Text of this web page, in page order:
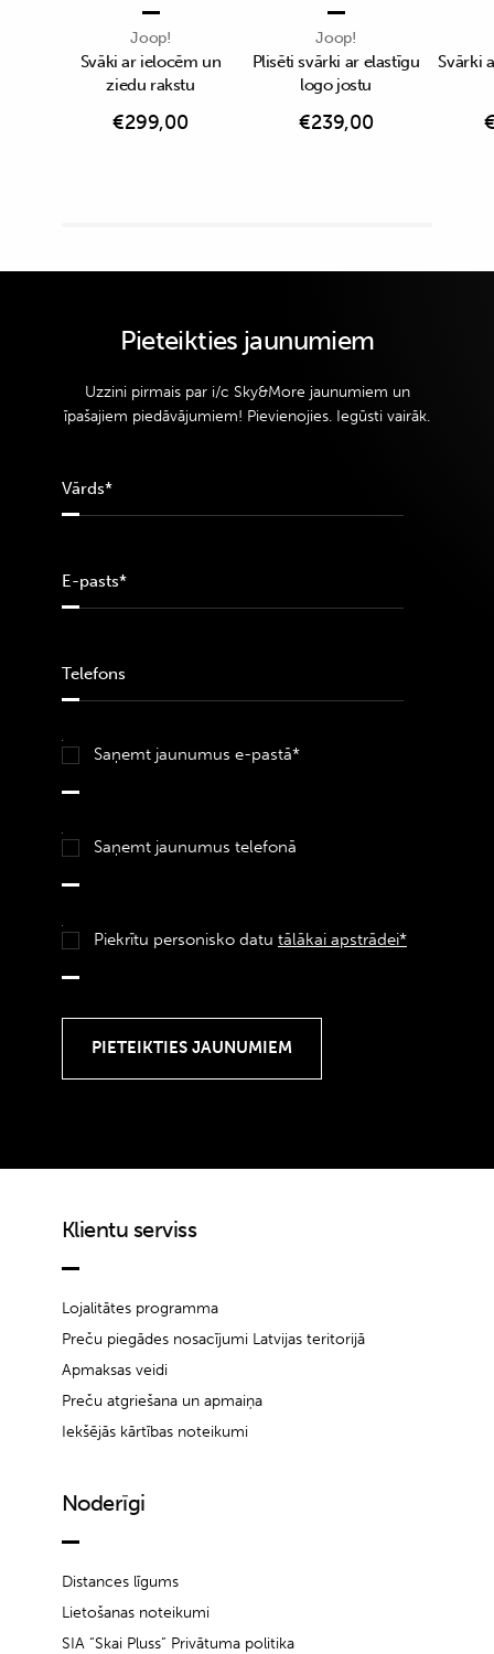
Joop!
Svāki ar ielocēm un
ziedu rakstu
€299,00
Joop!
Plisēti svārki ar elastīgu
logo jostu
€239,00
Svārki
Pieteikties jaunumiem
Uzzini pirmais par i/c Sky&More jaunumiem un
īpašajiem piedāvājumiem! Pievienojies. Iegūsti vairāk.
Saņemt jaunumus e-pastā*
Saņemt jaunumus telefonā
Piekrītu personisko datu tālākai apstrādei*
Klientu serviss
Lojalitātes programma
Preču piegādes nosacījumi Latvijas teritorijā
Apmaksas veidi
Preču atgriešana un apmaiņa
Iekšējās kārtības noteikumi
Noderīgi
Distances līgums
Lietošanas noteikumi
SIA “Skai Pluss” Privātuma politika